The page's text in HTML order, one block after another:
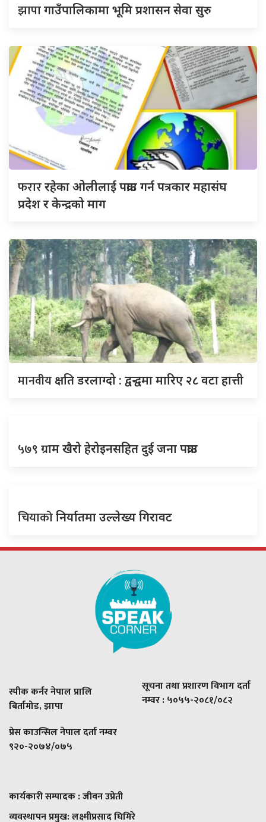
झापागाउँपालिकामा भूमि प्रशासन सेवा सुरु
फराररहेका ओलीलाई पक्राउ गर्न पत्रकार महासंघ
प्रदेश र केन्द्रको माग
मानवीय क्षति डरलाग्दो : द्वन्द्वमा मारिए २८ वटा हात्ती
५७९ ग्राम खैरो हेरोइनसहित दुई जना पक्राउ
चियाकोनिर्यातमा उल्लेख्य गिरावट
स्पीक कर्नर नेपाल प्रालि
बिर्तामोड, झापा
प्रेस काउन्सिल नेपाल दर्ता नम्वर
९२०-२०७४/०७५
सूचना तथा प्रशारण विभाग दर्ता
नम्वर : ५०५५-२०८१/०८२
कार्यकारी सम्पादक : जीवन उप्रेती
व्यवस्थापन प्रमुख:लक्ष्मीप्रसाद घिमिरे